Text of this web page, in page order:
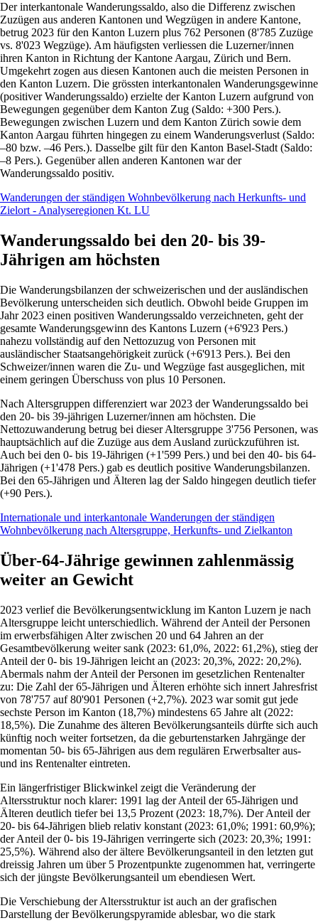
Der interkantonale Wanderungssaldo, also die Differenz zwischen
Zuzügen aus anderen Kantonen und Wegzügen in andere Kantone,
betrug 2023 für den Kanton Luzern plus 762 Personen (8'785 Zuzüge
vs. 8'023 Wegzüge). Am häufigsten verliessen die Luzerner/innen
ihren Kanton in Richtung der Kantone Aargau, Zürich und Bern.
Umgekehrt zogen aus diesen Kantonen auch die meisten Personen in
den Kanton Luzern. Die grössten interkantonalen Wanderungsgewinne
(positiver Wanderungssaldo) erzielte der Kanton Luzern aufgrund von
Bewegungen gegenüber dem Kanton Zug (Saldo: +300 Pers.).
Bewegungen zwischen Luzern und dem Kanton Zürich sowie dem
Kanton Aargau führten hingegen zu einem Wanderungsverlust (Saldo:
–80 bzw. –46 Pers.). Dasselbe gilt für den Kanton Basel-Stadt (Saldo:
–8 Pers.). Gegenüber allen anderen Kantonen war der
Wanderungssaldo positiv.
Wanderungen der ständigen Wohnbevölkerung nach Herkunfts- und
Zielort - Analyseregionen Kt. LU
Wanderungssaldo bei den 20- bis 39-
Jährigen am höchsten
Die Wanderungsbilanzen der schweizerischen und der ausländischen
Bevölkerung unterscheiden sich deutlich. Obwohl beide Gruppen im
Jahr 2023 einen positiven Wanderungssaldo verzeichneten, geht der
gesamte Wanderungsgewinn des Kantons Luzern (+6'923 Pers.)
nahezu vollständig auf den Nettozuzug von Personen mit
ausländischer Staatsangehörigkeit zurück (+6'913 Pers.). Bei den
Schweizer/innen waren die Zu- und Wegzüge fast ausgeglichen, mit
einem geringen Überschuss von plus 10 Personen.
Nach Altersgruppen differenziert war 2023 der Wanderungssaldo bei
den 20- bis 39-jährigen Luzerner/innen am höchsten. Die
Nettozuwanderung betrug bei dieser Altersgruppe 3'756 Personen, was
hauptsächlich auf die Zuzüge aus dem Ausland zurückzuführen ist.
Auch bei den 0- bis 19-Jährigen (+1'599 Pers.) und bei den 40- bis 64-
Jährigen (+1'478 Pers.) gab es deutlich positive Wanderungsbilanzen.
Bei den 65-Jährigen und Älteren lag der Saldo hingegen deutlich tiefer
(+90 Pers.).
Internationale und interkantonale Wanderungen der ständigen
Wohnbevölkerung nach Altersgruppe, Herkunfts- und Zielkanton
Über-64-Jährige gewinnen zahlenmässig
weiter an Gewicht
2023 verlief die Bevölkerungsentwicklung im Kanton Luzern je nach
Altersgruppe leicht unterschiedlich. Während der Anteil der Personen
im erwerbsfähigen Alter zwischen 20 und 64 Jahren an der
Gesamtbevölkerung weiter sank (2023: 61,0%, 2022: 61,2%), stieg der
Anteil der 0- bis 19-Jährigen leicht an (2023: 20,3%, 2022: 20,2%).
Abermals nahm der Anteil der Personen im gesetzlichen Rentenalter
zu: Die Zahl der 65-Jährigen und Älteren erhöhte sich innert Jahresfrist
von 78'757 auf 80'901 Personen (+2,7%). 2023 war somit gut jede
sechste Person im Kanton (18,7%) mindestens 65 Jahre alt (2022:
18,5%). Die Zunahme des älteren Bevölkerungsanteils dürfte sich auch
künftig noch weiter fortsetzen, da die geburtenstarken Jahrgänge der
momentan 50- bis 65-Jährigen aus dem regulären Erwerbsalter aus-
und ins Rentenalter eintreten.
Ein längerfristiger Blickwinkel zeigt die Veränderung der
Altersstruktur noch klarer: 1991 lag der Anteil der 65-Jährigen und
Älteren deutlich tiefer bei 13,5 Prozent (2023: 18,7%). Der Anteil der
20- bis 64-Jährigen blieb relativ konstant (2023: 61,0%; 1991: 60,9%);
der Anteil der 0- bis 19-Jährigen verringerte sich (2023: 20,3%; 1991:
25,5%). Während also der ältere Bevölkerungsanteil in den letzten gut
dreissig Jahren um über 5 Prozentpunkte zugenommen hat, verringerte
sich der jüngste Bevölkerungsanteil um ebendiesen Wert.
Die Verschiebung der Altersstruktur ist auch an der grafischen
Darstellung der Bevölkerungspyramide ablesbar, wo die stark